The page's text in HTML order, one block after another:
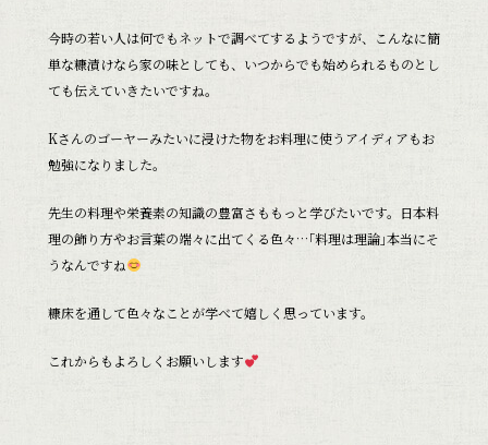
今時の若い人は何でもネットで調べてするようですが、こんなに簡
単な糠漬けなら家の味としても、いつからでも始められるものとし
ても伝えていきたいですね。
Kさんのゴーヤーみたいに浸けた物をお料理に使うアイディアもお
勉強になりました。
先生の料理や栄養素の知識の豊富さももっと学びたいです。日本料
理の飾り方やお言葉の端々に出てくる色々…｢料理は理論｣本当にそ
うなんですね
糠床を通して色々なことが学べて嬉しく思っています。
これからもよろしくお願いします